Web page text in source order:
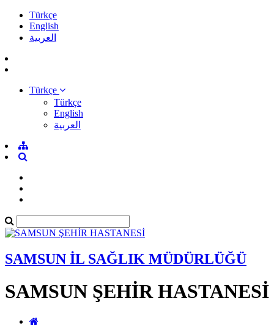
Türkçe
English
العربية
Türkçe
Türkçe
English
العربية
SAMSUN İL SAĞLIK MÜDÜRLÜĞÜ
SAMSUN ŞEHİR HASTANESİ